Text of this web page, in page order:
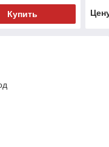
Купить